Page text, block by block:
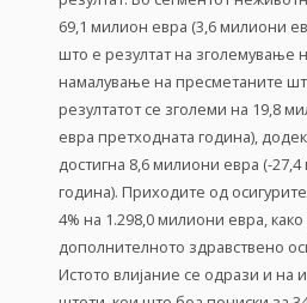
69,1 милион евра (3,6 милиони
што е резултат на
намалување на пресметаните
резултатот се зголеми на 19,8
евра претходната година),
достигна 8,6 милиони евра (-
година). Приходите од
4% на 1.298,0 милиони евра,
дополнителното здравствено
Истото влијание се одрази и на